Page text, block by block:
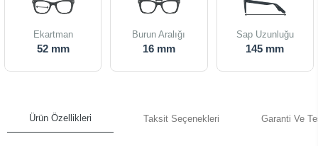
Ekartman
52 mm
Burun Aralığı
16 mm
Sap Uzunluğu
145 mm
Ürün Özellikleri Taksit Seçenekleri Garanti Ve